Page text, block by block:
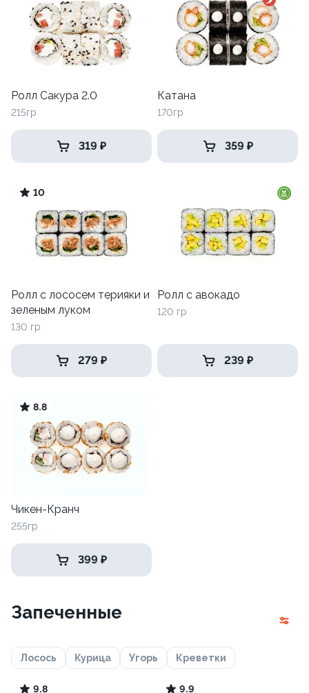
Ролл Сакура 2.0
215гр
319 ₽
Катана
170гр
359 ₽
10
Ролл с лососем терияки и
зеленым луком
130 гр
279 ₽
Ролл с авокадо
120 гр
239 ₽
8.8
Чикен-Кранч
255гр
399 ₽
Запеченные
Лосось Курица Угорь Креветки
9.8 9.9